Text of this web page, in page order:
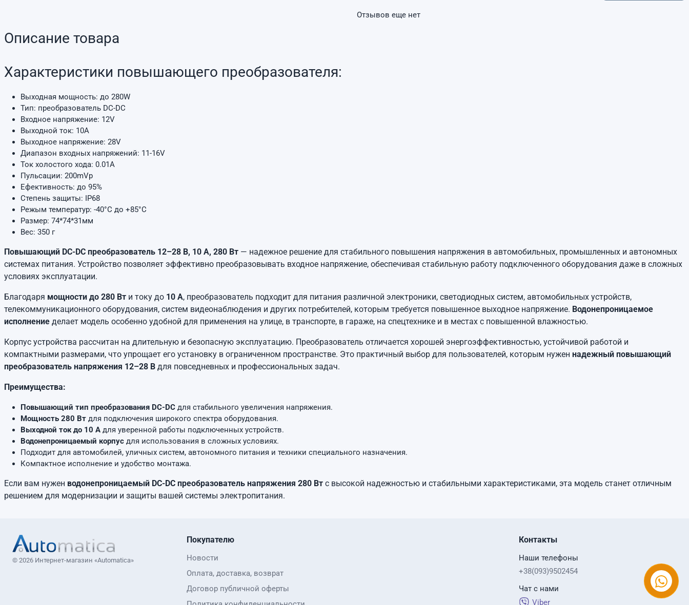
Отзывов еще нет
Описание товара
Характеристики повышающего преобразователя:
Выходная мощность: до 280W
Тип: преобразователь DC-DC
Входное напряжение: 12V
Выходной ток: 10A
Выходное напряжение: 28V
Диапазон входных напряжений: 11-16V
Ток холостого хода: 0.01А
Пульсации: 200mVp
Ефективность: до 95%
Степень защиты: IP68
Режым температур: -40°C до +85°C
Размер: 74*74*31мм
Вес: 350 г
Повышающий DC-DC преобразователь 12–28 В, 10 А, 280 Вт — надежное решение для стабильного повышения напряжения в автомобильных, промышленных и автономных
системах питания. Устройство позволяет эффективно преобразовывать входное напряжение, обеспечивая стабильную работу подключенного оборудования даже в сложных
условиях эксплуатации.
Благодаря мощности до 280 Вт и току до 10 А, преобразователь подходит для питания различной электроники, светодиодных систем, автомобильных устройств,
телекоммуникационного оборудования, систем видеонаблюдения и других потребителей, которым требуется повышенное выходное напряжение. Водонепроницаемое
исполнение делает модель особенно удобной для применения на улице, в транспорте, в гараже, на спецтехнике и в местах с повышенной влажностью.
Корпус устройства рассчитан на длительную и безопасную эксплуатацию. Преобразователь отличается хорошей энергоэффективностью, устойчивой работой и
компактными размерами, что упрощает его установку в ограниченном пространстве. Это практичный выбор для пользователей, которым нужен надежный повышающий
преобразователь напряжения 12–28 В для повседневных и профессиональных задач.
Преимущества:
Повышающий тип преобразования DC-DC для стабильного увеличения напряжения.
Мощность 280 Вт для подключения широкого спектра оборудования.
Выходной ток до 10 А для уверенной работы подключенных устройств.
Водонепроницаемый корпус для использования в сложных условиях.
Подходит для автомобилей, уличных систем, автономного питания и техники специального назначения.
Компактное исполнение и удобство монтажа.
Если вам нужен водонепроницаемый DC-DC преобразователь напряжения 280 Вт с высокой надежностью и стабильными характеристиками, эта модель станет отличным
решением для модернизации и защиты вашей системы электропитания.
Покупателю
Новости
Оплата, доставка, возврат
Договор публичной оферты
Контакты
Наши телефоны
+38(093)9502454
Чат с нами
Viber
© 2026 Интернет-магазин «Automatica»